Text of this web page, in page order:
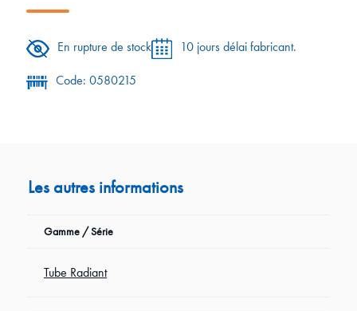
En rupture de stock
10 jours délai fabricant.
Code: 0580215
Les autres informations
Gamme / Série
Tube Radiant